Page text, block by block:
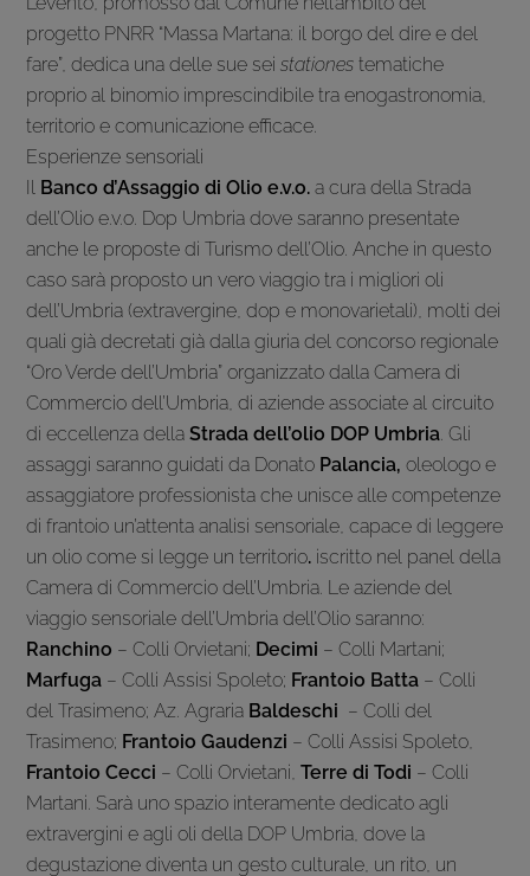
progetto PNRR “Massa Martana: il borgo del dire e del
fare”, dedica una delle sue seistationes tematiche
proprio al binomio imprescindibile tra enogastronomia,
territorio e comunicazione efficace.
Esperienze sensoriali
Il Banco d’Assaggio di Olio e.v.o. a cura della Strada
dell’Olio e.v.o. Dop Umbria dove saranno presentate
anche le proposte di Turismo dell’Olio. Anche in questo
caso sarà proposto un vero viaggio tra i migliori oli
dell’Umbria (extravergine, dop e monovarietali), molti dei
quali già decretati già dalla giuria del concorso regionale
“Oro Verde dell’Umbria” organizzato dalla Camera di
Commercio dell’Umbria, di aziende associate al circuito
di eccellenza dellaStrada dell’olio DOP Umbria. Gli
assaggi saranno guidati da Donato Palancia,oleologo e
assaggiatore professionista che unisce alle competenze
di frantoio un’attenta analisi sensoriale, capace di leggere
un olio come si legge un territorio. iscritto nel panel della
Camera di Commercio dell’Umbria. Le aziende del
viaggio sensoriale dell’Umbria dell’Olio saranno:
Ranchino – Colli Orvietani; Decimi – Colli Martani;
Marfuga – Colli Assisi Spoleto; Frantoio Batta – Colli
del Trasimeno; Az. Agraria Baldeschi – Colli del
Trasimeno; Frantoio Gaudenzi – Colli Assisi Spoleto,
Frantoio Cecci – Colli Orvietani,Terre di Todi – Colli
Martani. Sarà uno spazio interamente dedicato agli
extravergini e agli oli della DOP Umbria, dove la
degustazione diventa un gesto culturale, un rito, un